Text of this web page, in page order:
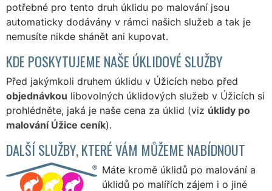
potřebné pro tento druh úklidu po malování jsou
automaticky dodávány v rámci našich služeb a tak je
nemusíte nikde shánět ani kupovat.
KDE POSKYTUJEME NAŠE ÚKLIDOVÉ SLUŽBY
Před jakýmkoli druhem úklidu v Úžicích nebo před
objednávkou libovolných úklidových služeb v Úžicích si
prohlédněte, jaká je naše cena za úklid (viz úklidy po
malování Úžice ceník).
DALŠÍ SLUŽBY, KTERÉ VÁM MŮŽEME NABÍDNOUT
Máte kromě úklidů po malování a
úklidů po malířích zájem i o jiné